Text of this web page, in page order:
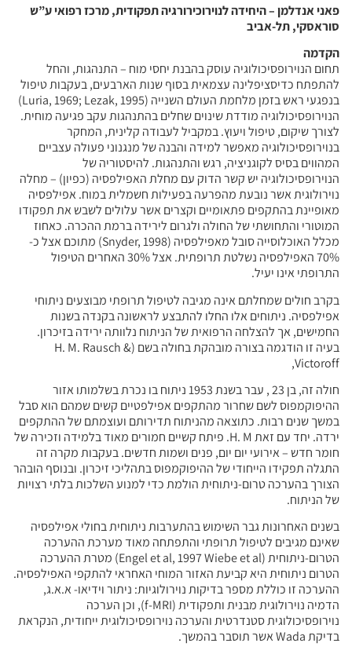
פאני אנדלמן – היחידה לנוירוכירורגיה תפקודית, מרכז רפואי ע”ש
סוראסקי, תל-אביב
הקדמה
תחום הנוירופסיכולוגיה עוסק בהבנת יחסי מוח – התנהגות, והחל
להתפתח כדיסציפלינה עצמאית בסוף שנות הארבעים, בעקבות טיפול
בנפגעי ראש בזמן מלחמת העולם השנייה (Luria, 1969; Lezak, 1995)
הנוירופסיכולוגיה מודדת שינוים שחלים בהתנהגות עקב פגיעה מוחית.
לצורך שיקום, טיפול ויעוץ. במקביל לעבודה קלינית, המחקר
בנוירופסיכולוגיה מאפשר למידה והבנה של מנגנוני פעולה עצביים
המהווים בסיס לקוגניציה, רגש והתנהגות. להיסטוריה של
הנוירופסיכולוגיה יש קשר הדוק עם מחלת האפילפסיה (כפיון) – מחלה
נוירולוגית אשר נובעת מהפרעה בפעילות חשמלית במוח. אפילפסיה
מאופיינת בהתקפים פתאומיים וקצרים אשר עלולים לשבש את תפקודו
המוטורי והתחושתי של החולה ולגרום לירידה ברמת ההכרה. כאחוז
מכלל האוכלוסייה סובל מאפילפסיה (Snyder, 1998) מתוכם אצל כ-
70% האפילפסיה נשלטת תרופתית. אצל 30% האחרים הטיפול
התרופתי אינו יעיל.
בקרב חולים שמחלתם אינה מגיבה לטיפול תרופתי מבוצעים ניתוחי
אפילפסיה. ניתוחים אלו החלו להתבצע לראשונה בקנדה בשנות
החמישים, אך להצלחה הרפואית של הניתוח נלוותה ירידה בזיכרון.
בעיה זו הודגמה בצורה מובהקת בחולה בשם (H. M. Rausch &
Victoroff,
חולה זה, בן 23 , עבר בשנת 1953 ניתוח בו נכרת בשלמותו אזור
ההיפוקמפוס לשם שחרור מהתקפים אפילפטיים קשים שמהם הוא סבל
במשך שנים רבות. כתוצאה מהניתוח תדירותם ועוצמתם של ההתקפים
ירדה. יחד עם זאת H. M. פיתח קשיים חמורים מאוד בלמידה וזכירה של
חומר חדש – אירועי יום יום, פנים ושמות חדשים. בעקבות מקרה זה
התגלה תפקידו הייחודי של ההיפוקמפוס בתהליכי זיכרון. ובנוסף הובהר
הצורך בהערכה טרום-ניתוחית הולמת כדי למנוע השלכות בלתי רצויות
של הניתוח.
בשנים האחרונות גבר השימוש בהתערבות ניתוחית בחולי אפילפסיה
שאינם מגיבים לטיפול תרופתי והתפתחה מאוד מערכת ההערכה
הטרום-ניתוחית (Engel et al, 1997 Wiebe et al) מטרת ההערכה
הטרום ניתוחית היא קביעת האזור המוחי האחראי להתקפי האפילפסיה.
ההערכה זו כוללת מספר בדיקות נוירולוגיות: ניתור וידיאו- א.א.ג,
הדמיה נוירולוגית מבנית ותפקודית (f-MRI), וכן הערכה
נוירופסיכולוגית סטנדרטית והערכה נוירופסיכולוגית ייחודית, הנקראת
בדיקת Wada אשר תוסבר בהמשך.